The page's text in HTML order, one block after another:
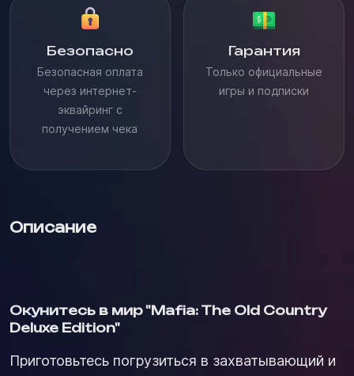
Безопасно
Безопасная оплата
через интернет-
эквайринг с
получением чека
Гарантия
Только официальные
игры и подписки
Описание
Окунитесь в мир "Mafia: The Old Country
Deluxe Edition"
Приготовьтесь погрузиться в захватывающий и